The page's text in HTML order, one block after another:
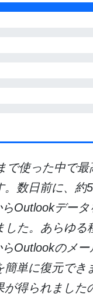
で使った中で最
。数日前に、約
らOutlookデー
した。あらゆる
らOutlookのメー
簡単に復元でき
が得られました